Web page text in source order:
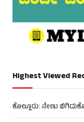
Highest Viewed
ಕೊಲ್ಲೂರು: ನೇಣು